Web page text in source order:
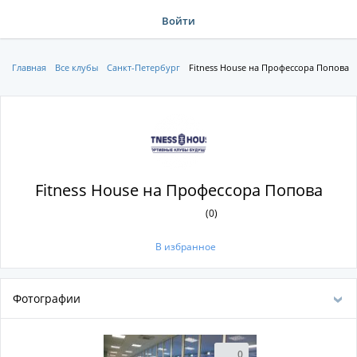
Войти
Главная Все клубы Санкт-Петербург Fitness House на Профессора Попова
Fitness House на Профессора Попова
(0)
В избранное
Фотографии
0